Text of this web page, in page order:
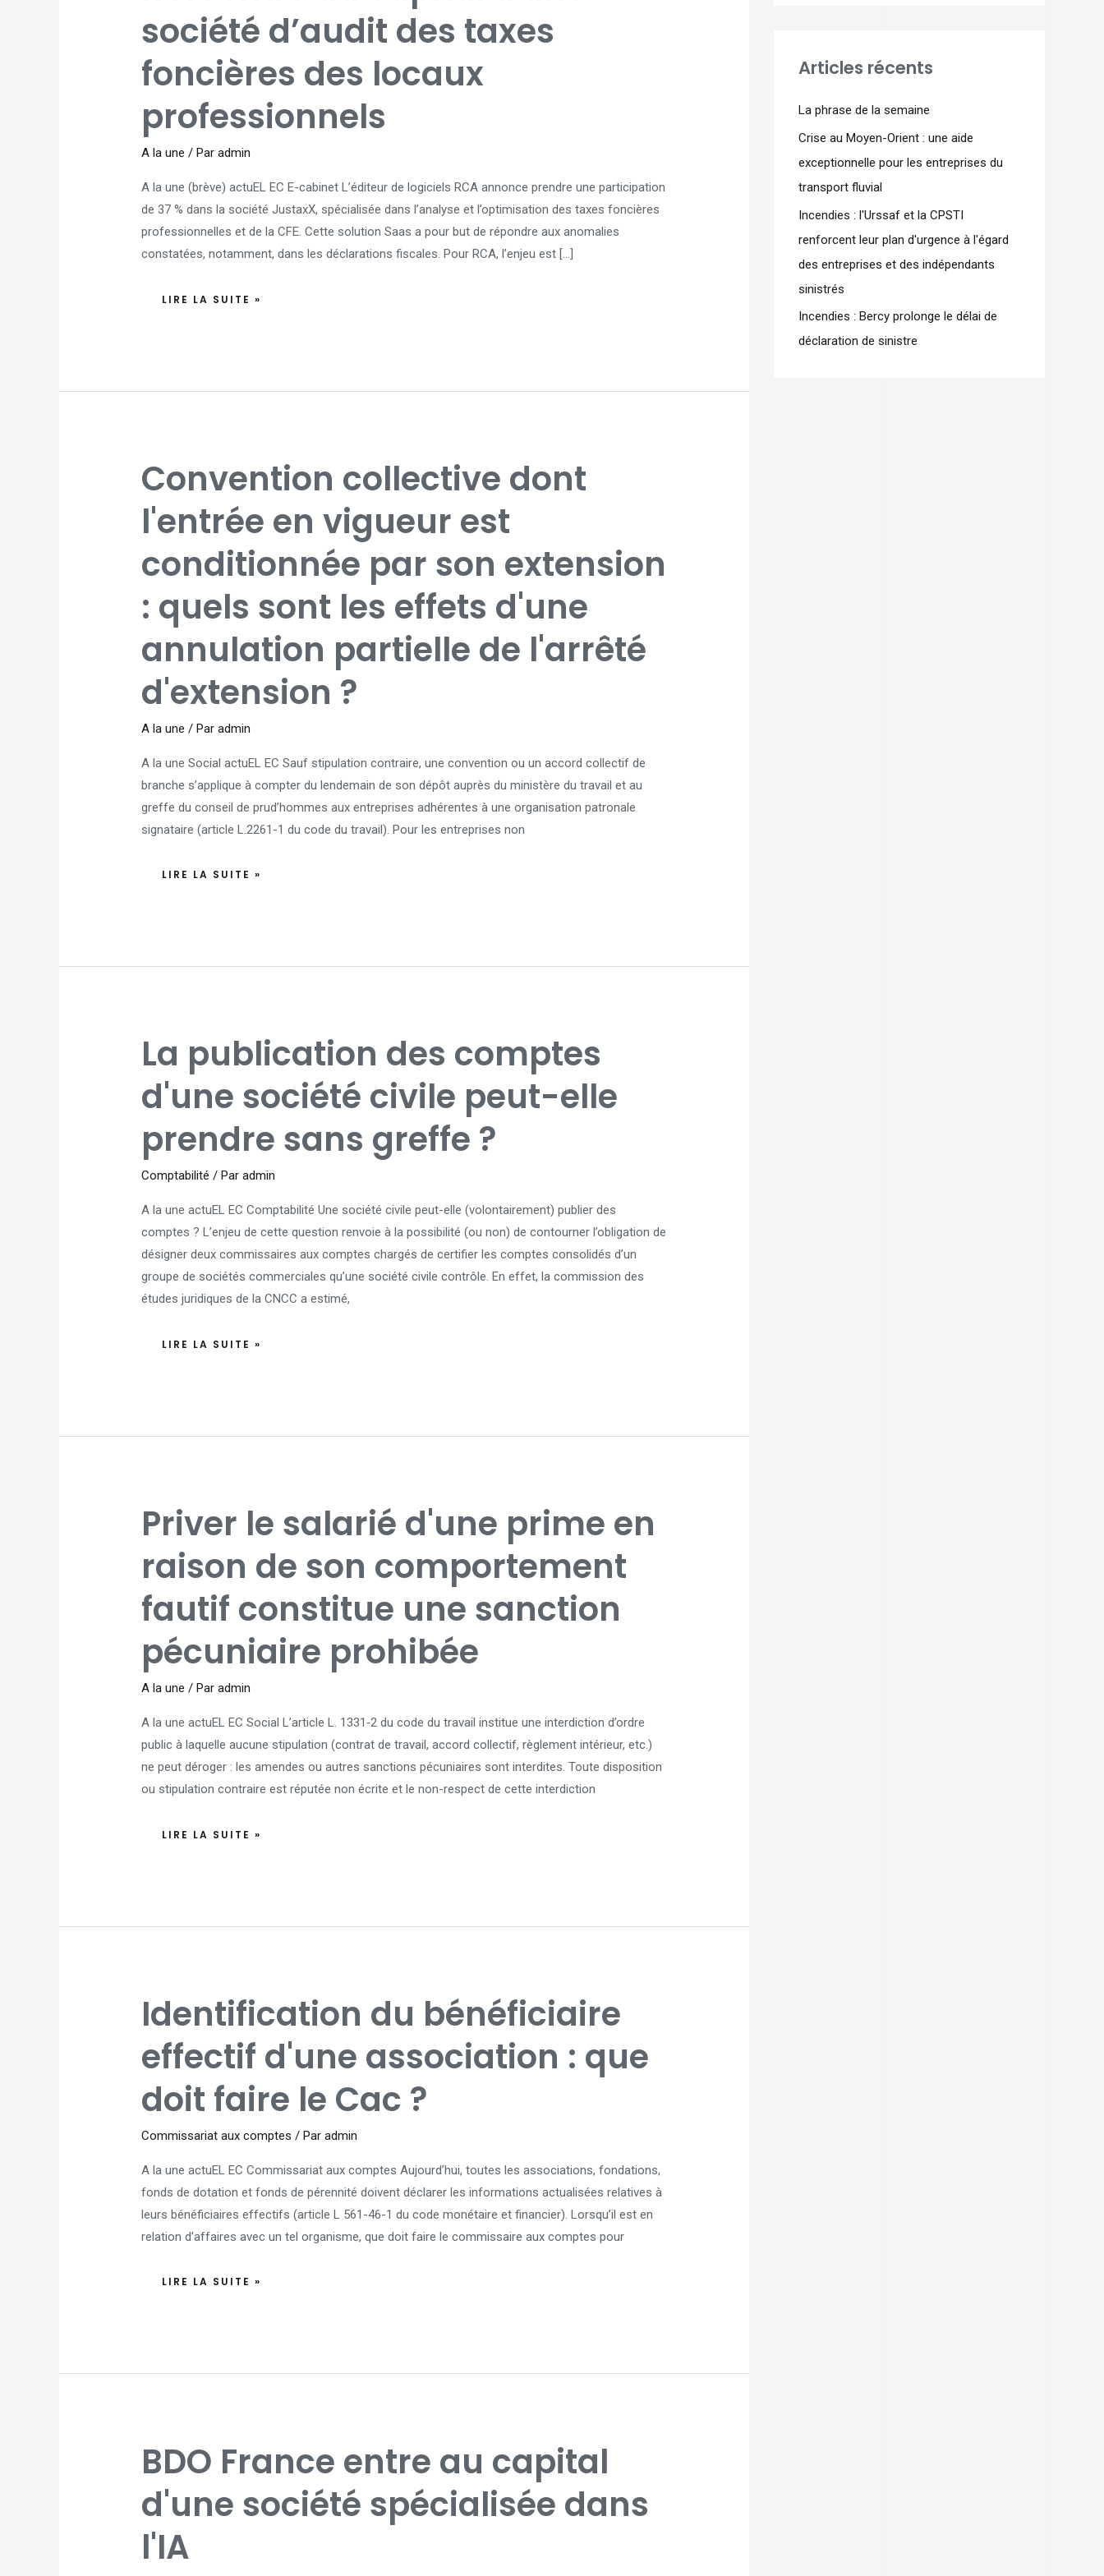
société d’audit des taxes
foncières des locaux
professionnels
A la une / Paradmin
A la une (brève) actuEL EC E-cabinet L’éditeur de logiciels RCA annonce prendre une participation
de 37 % dans la société JustaxX, spécialisée dans l’analyse et l’optimisation des taxes foncières
professionnelles et de la CFE. Cette solution Saas a pour but de répondre aux anomalies
constatées, notamment, dans les déclarations fiscales. Pour RCA, l’enjeu est […]
SOCIÉTÉ
D’AUDIT
DES
FONCIÈRES
DES
LOCAUX
PROFESSIONNELS
LIRE LA SUITE »
Convention collective dont
l'entrée en vigueur est
conditionnée par son extension
: quels sont les effets d'une
annulation partielle de l'arrêté
d'extension ?
A la une / Paradmin
A la une Social actuEL EC Sauf stipulation contraire, une convention ou un accord collectif de
branche s’applique à compter du lendemain de son dépôt auprès du ministère du travail et au
greffe du conseil de prud’hommes aux entreprises adhérentes à une organisation patronale
signataire (article L.2261-1 du code du travail). Pour les entreprises non
COLLECTIVE
DONT
L'ENTRÉE
VIGUEUR
EST
CONDITIONNÉE
EXTENSION
:
QUELS
LES
EFFETS
D'UNE
ANNULATION
DE
L'ARRÊTÉ
?
LIRE LA SUITE »
La publication des comptes
d'une société civile peut-elle
prendre sans greffe ?
Comptabilité / Paradmin
A la une actuEL EC Comptabilité Une société civile peut-elle (volontairement) publier des
comptes ? L’enjeu de cette question renvoie à la possibilité (ou non) de contourner l’obligation de
désigner deux commissaires aux comptes chargés de certifier les comptes consolidés d’un
groupe de sociétés commerciales qu’une société civile contrôle. En effet, la commission des
études juridiques de la CNCC a estimé,
PUBLICATION
DES
COMPTES
D'UNE
SOCIÉTÉ
CIVILE
PEUT-
SANS
GREFFE
?
LIRE LA SUITE »
Priver le salarié d'une prime en
raison de son comportement
fautif constitue une sanction
pécuniaire prohibée
A la une / Paradmin
A la une actuEL EC Social L’article L. 1331‑2 du code du travail institue une interdiction d’ordre
public à laquelle aucune stipulation (contrat de travail, accord collectif, règlement intérieur, etc.)
ne peut déroger : les amendes ou autres sanctions pécuniaires sont interdites. Toute disposition
ou stipulation contraire est réputée non écrite et le non-respect de cette interdiction
PRIVER
LE
SALARIÉ
D'UNE
RAISON
DE
COMPORTEMENT
FAUTIF
CONSTITUE
UNE
SANCTION
PÉCUNIAIRE
PROHIBÉE
LIRE LA SUITE »
Identification du bénéficiaire
effectif d'une association : que
doit faire le Cac ?
Commissariat aux comptes / Paradmin
A la une actuEL EC Commissariat aux comptes Aujourd’hui, toutes les associations, fondations,
fonds de dotation et fonds de pérennité doivent déclarer les informations actualisées relatives à
leurs bénéficiaires effectifs (article L 561-46-1 du code monétaire et financier). Lorsqu’il est en
relation d’affaires avec un tel organisme, que doit faire le commissaire aux comptes pour
IDENTIFICATION
DU
BÉNÉFICIAIRE
EFFECTIF
ASSOCIATION
:
QUE
FAIRE
LE
CAC
?
LIRE LA SUITE »
BDO France entre au capital
d'une société spécialisée dans
l'IA
FRANCE
ENTRE
AU
D'UNE
SOCIÉTÉ
SPÉCIALISÉE
L'IA
Articles récents
La phrase de la semaine
Crise au Moyen-Orient : une aide
exceptionnelle pour les entreprises du
transport fluvial
Incendies : l'Urssaf et la CPSTI
renforcent leur plan d'urgence à l'égard
des entreprises et des indépendants
sinistrés
Incendies : Bercy prolonge le délai de
déclaration de sinistre